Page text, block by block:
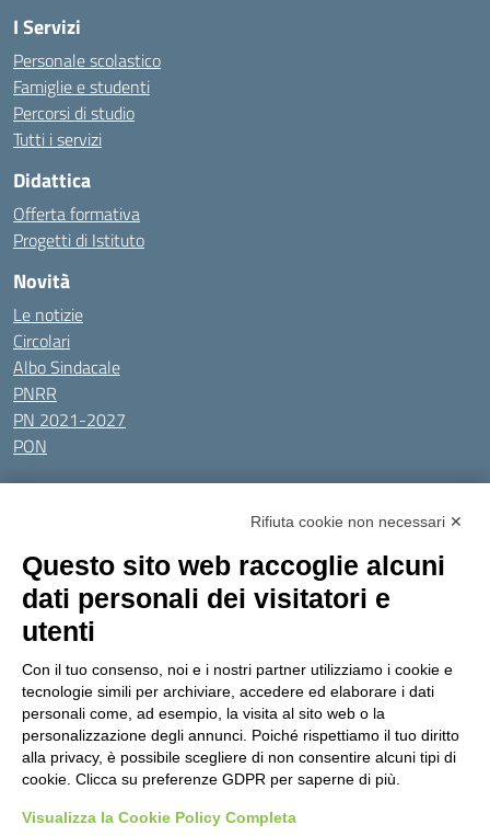
I Servizi
Personale scolastico
Famiglie e studenti
Percorsi di studio
Tutti i servizi
Didattica
Offerta formativa
Progetti di Istituto
Novità
Le notizie
Circolari
Albo Sindacale
PNRR
PN 2021-2027
PON
Tutti gli argomenti
Amministrazione Trasparente
Privacy Policy
Dichiarazione di accessibilitàObiettivi di accessibilità
Seguici su:
Indirizzo:Via Gaetano Donizetti 30, Collegno
Centralino:0114053925 Email: toic8cg002@istruzione.it
Posta elettronica certificata (PEC):toic8cg002@pec.istruzione.it
Codice fiscale: 95641450010
Codice Indice delle Pubbliche Amministrazioni (IPA): D0ZZDV0V
Rifiuta cookie non necessari ✕
Questo sito web raccoglie alcuni
dati personali dei visitatori e
utenti
Con il tuo consenso, noi e i nostri partner utilizziamo i cookie e
tecnologie simili per archiviare, accedere ed elaborare i dati
personali come, ad esempio, la visita al sito web o la
personalizzazione degli annunci. Poiché rispettiamo il tuo diritto
alla privacy, è possibile scegliere di non consentire alcuni tipi di
cookie. Clicca su preferenze GDPR per saperne di più.
Visualizza la Cookie Policy Completa